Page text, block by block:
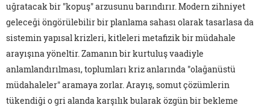
uğratacak bir "kopuş" arzusunu barındırır. Modern zihniyet
geleceği öngörülebilir bir planlama sahası olarak tasarlasa da
sistemin yapısal krizleri, kitleleri metafizik bir müdahale
arayışına yöneltir. Zamanın bir kurtuluş vaadiyle
anlamlandırılması, toplumları kriz anlarında "olağanüstü
müdahaleler" aramaya zorlar. Arayış, somut çözümlerin
tükendiği o gri alanda karşılık bularak özgün bir bekleme